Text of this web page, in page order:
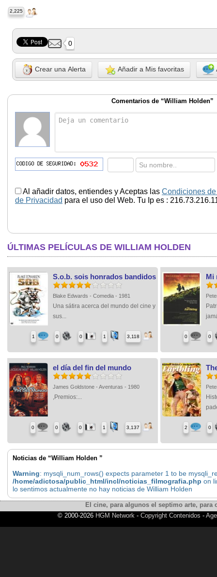
2,225
0
Crear una Alerta Añadir a Mis favoritas
Comentarios de “William Holden”
Al añadir datos, entiendes y Aceptas las Condiciones
de Privacidad para el uso del Web. Tu Ip es :
ÚLTIMAS PELÍCULAS DE WILLIAM HOLDEN
S.o.b. sois honrados bandidos
Blake Edwards - Comedia - 1981
Una sátira acerca del mundo del cine y
sus...
1 0 0 1 3,118
Mi
0 0
el día del fin del mundo
James Goldstone - Aventuras - 1980
,Premios:...
0 0 0 1 3,137 2 0
Noticias de “William Holden ”
Warning: mysqli_num_rows() expects parameter 1 to be
/home/adictosa/public_html/incl/noticias_filmografia.php on
lo sentimos actualmente no hay noticias de William Holden
El cine, para algunos el septimo arte,
© 2000-2026 HGM Network- Copyright Contenidos -